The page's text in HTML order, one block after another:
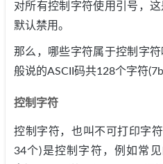
对所有控制字符使用引号，
默认禁用。
那么，哪些字符属于控制字
般说的ASCII码共128个字符
控制字符
控制字符，也叫不可打印字
34个)是控制字符，例如常见